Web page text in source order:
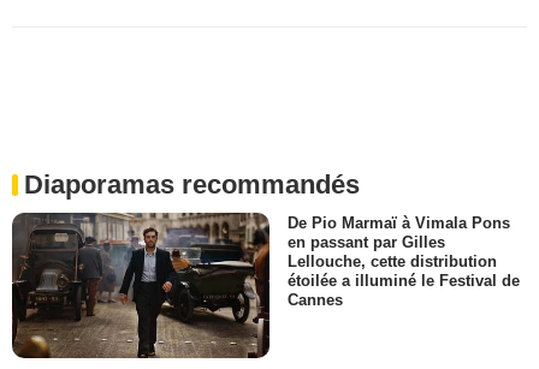
Diaporamas recommandés
De Pio Marmaï à Vimala Pons
en passant par Gilles
Lellouche, cette distribution
étoilée a illuminé le Festival de
Cannes